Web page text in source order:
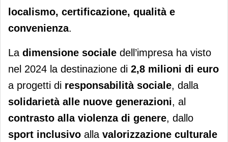
localismo, certificazione, qualità e
convenienza.
La dimensione sociale dell’impresa ha visto
nel 2024 la destinazione di 2,8 milioni di euro
a progetti di responsabilità sociale, dalla
solidarietà alle nuove generazioni, al
contrasto alla violenza di genere, dallo
sport inclusivo alla valorizzazione culturale